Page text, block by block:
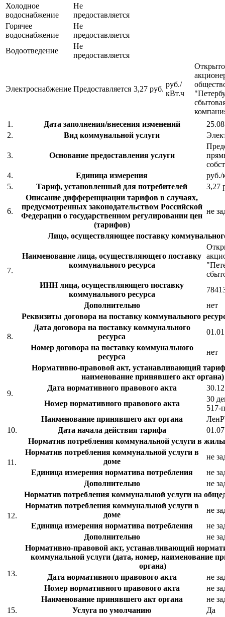
Холодное
водоснабжение
Не
предоставляется
Горячее
водоснабжение
Не
предоставляется
Водоотведение
Не
предоставляется
Электроснабжение Предоставляется 3,27 руб.
руб./
кВт.ч
1.
Дата заполнения/внесения изменений
2.
Вид коммунальной услуги
3. Основание предоставления услуги
4.
Единица измерения
руб./
5.
Тариф, установленный для потребителей 3,27
6.
Описание дифференциации тарифов в случаях,
предусмотренных законодательством Российской
Федерации о государственном регулировании цен
(тарифов)
не
7.
Лицо, осуществляющее поставку
Наименование лица, осуществляющего поставку
коммунального ресурса
ИНН лица, осуществляющего поставку
коммунального ресурса
Дополнительно
нет
8.
Реквизиты договора на поставку коммунального
Дата договора на поставку коммунального
ресурса
Номер договора на поставку коммунального
ресурса
нет
9.
Нормативно-правовой акт, устанавливающий
наименование принявшего акт органа)
Дата нормативного правового акта
Номер нормативного правового акта
30
517-п
Наименование принявшего акт органа
10.
Дата начала действия тарифа
11.
Норматив потребления коммунальной услуги в
Норматив потребления коммунальной услуги в
доме
не
Единица измерения норматива потребления
не
Дополнительно
не
12.
Норматив потребления коммунальной услуги на
Норматив потребления коммунальной услуги в
доме
не
Единица измерения норматива потребления
не
Дополнительно
не
13.
Нормативно-правовой акт, устанавливающий
коммунальной услуги (дата, номер, наименование
органа)
Дата нормативного правового акта
не
Номер нормативного правового акта
не
Наименование принявшего акт органа
не
15.
Услуга по умолчанию Да